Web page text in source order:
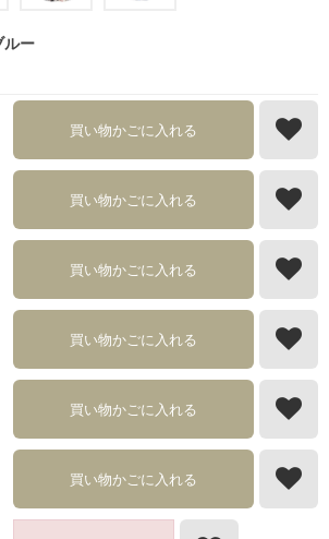
ルー
買い物かごに入れる
買い物かごに入れる
買い物かごに入れる
買い物かごに入れる
買い物かごに入れる
買い物かごに入れる